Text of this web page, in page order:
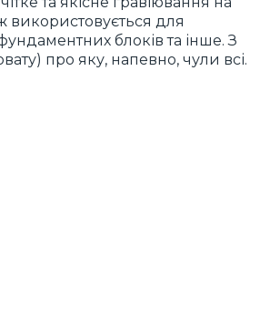
використовується для
блоків та інше. З
про яку, напевно, чули всі.